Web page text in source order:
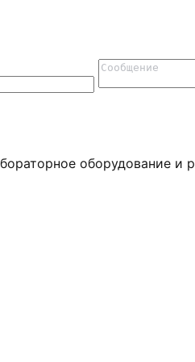
оборудование и